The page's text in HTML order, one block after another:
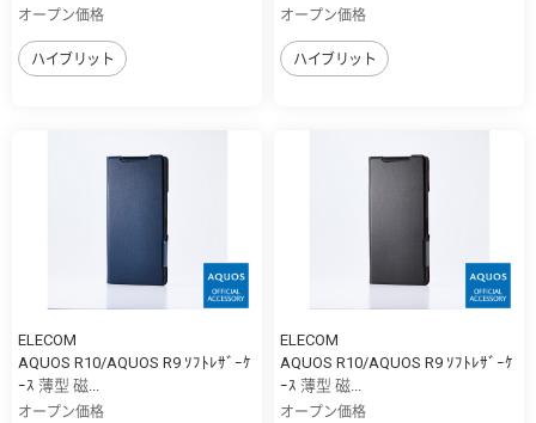
オープン価格
ハイブリット
オープン価格
ハイブリット
ELECOM
AQUOS R10/AQUOS R9 ｿﾌﾄﾚｻﾞｰｹ
ｰｽ 薄型 磁...
オープン価格
ELECOM
AQUOS R10/AQUOS R9 ｿﾌﾄﾚｻﾞｰｹ
ｰｽ 薄型 磁...
オープン価格